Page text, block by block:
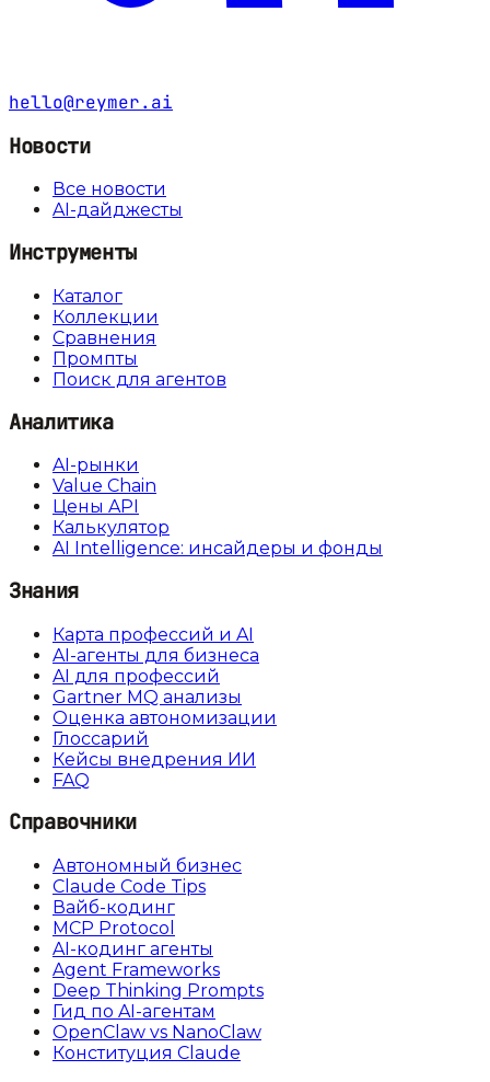
hello@reymer.ai
Новости
Все новости
AI-дайджесты
Инструменты
Каталог
Коллекции
Сравнения
Промпты
Поиск для агентов
Аналитика
AI-рынки
Value Chain
Цены API
Калькулятор
AI Intelligence: инсайдеры и фонды
Знания
Карта профессий и AI
AI-агенты для бизнеса
AI для профессий
Gartner MQ анализы
Оценка автономизации
Глоссарий
Кейсы внедрения ИИ
FAQ
Справочники
Автономный бизнес
Claude Code Tips
Вайб-кодинг
MCP Protocol
AI-кодинг агенты
Agent Frameworks
Deep Thinking Prompts
Гид по AI-агентам
OpenClaw vs NanoClaw
Конституция Claude